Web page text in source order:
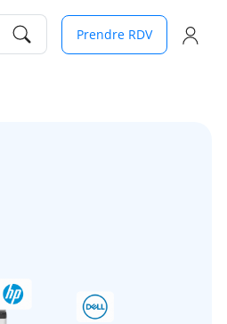
Prendre RDV